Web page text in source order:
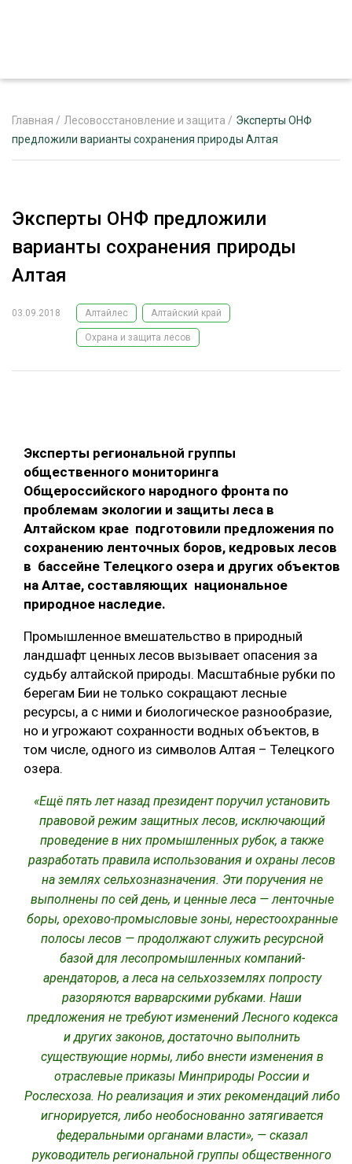
РЕКЛАМОДАТЕЛЯМ
ЛЕСНОЕ ХОЗЯЙСТВО
ЛЕСОЗАГОТОВКА
ОБРАБОТКА ДРЕВЕСИНЫ
ЛЕСОВОССТАНОВЛЕНИЕ И ЗАЩИТА
ЛОГИСТИКА
ПРОИЗВОДСТВО ДРЕВЕСНЫХ ПЛИТ
ЦБП
КОМПЛЕКСНАЯ ПЕРЕРАБОТКА
ЛЕСОПИЛЕНИЕ
ДЕРЕВЯННОЕ ДОМОСТРОЕНИЕ
БЕЗОПАСНОЕ ПРОИЗВОДСТВО
СОРТИРОВКА ДРЕВЕСИНЫ
СУШКА ДРЕВЕСИНЫ
МЕБЕЛЬНОЕ ПРОИЗВОДСТВО
ТЕМАТИЧЕСКИЕ ПРОЕКТЫ
ПОДБОРКИ СТАТЕЙ
ЭКСПЕРТНОЕ МНЕНИЕ
Главная / Лесовосстановление и защита / Эксперты ОНФ
предложили варианты сохранения природы Алтая
Эксперты ОНФ предложили
варианты сохранения природы
Алтая
03.09.2018 Алтайлес Алтайский край
Охрана и защита лесов
Эксперты региональной группы
общественного мониторинга
Общероссийского народного фронта по
проблемам экологии и защиты леса в
Алтайском крае подготовили предложения по
сохранению ленточных боров, кедровых лесов
в бассейне Телецкого озера и других объектов
на Алтае, составляющих национальное
природное наследие.
Промышленное вмешательство в природный
ландшафт ценных лесов вызывает опасения за
судьбу алтайской природы. Масштабные рубки по
берегам Бии не только сокращают лесные
ресурсы, а с ними и биологическое разнообразие,
но и угрожают сохранности водных объектов, в
том числе, одного из символов Алтая – Телецкого
озера.
«Ещё пять лет назад президент поручил установить
правовой режим защитных лесов, исключающий
проведение в них промышленных рубок, а также
разработать правила использования и охраны лесов
на землях сельхозназначения. Эти поручения не
выполнены по сей день, и ценные леса — ленточные
боры, орехово-промысловые зоны, нерестоохранные
полосы лесов — продолжают служить ресурсной
базой для лесопромышленных компаний-
арендаторов, а леса на сельхозземлях попросту
разоряются варварскими рубками. Наши
предложения не требуют изменений Лесного кодекса
и других законов, достаточно выполнить
существующие нормы, либо внести изменения в
отраслевые приказы Минприроды России и
Рослесхоза. Но реализация и этих рекомендаций либо
игнорируется, либо необоснованно затягивается
федеральными органами власти», — сказал
руководитель региональной группы общественного